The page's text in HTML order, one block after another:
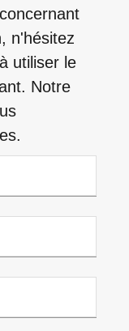
n'hésitez
utiliser le
Notre